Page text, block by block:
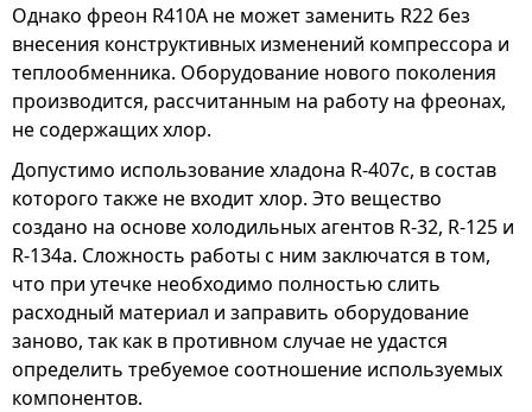
Однако фреон R410A не может заменить R22 без
внесения конструктивных изменений компрессора и
теплообменника. Оборудование нового поколения
производится, рассчитанным на работу на фреонах,
не содержащих хлор.
Допустимо использование хладона R-407с, в состав
которого также не входит хлор. Это вещество
создано на основе холодильных агентов R-32, R-125 и
R-134a. Сложность работы с ним заключатся в том,
что при утечке необходимо полностью слить
расходный материал и заправить оборудование
заново, так как в противном случае не удастся
определить требуемое соотношение используемых
компонентов.